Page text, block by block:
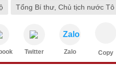
Tổng Bí thư, Chủ tịch nước Tô
Twitter
Zalo
Zalo Copy